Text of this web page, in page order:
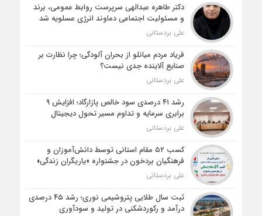
دکتر طاهره عبدالهی سرپرست روابط عمومی، برند
و مسئولیت اجتماعی دماوند انرژی عسلویه شد
علی بردستانی
فریاد مردم میانلو از بحران آلودگی؛ چرا نظارت بر
صنایع آلاینده جدی نیست؟
علی بردستانی
رشد ۴۱ درصدی سود خالص پازارگاد؛ افزایش ۹
برابری سرمایه و تداوم مسیر تحول دیجیتال
علی بردستانی
کسب ۵۲ مقام استانی توسط دانش‌آموزان و
فرهنگیان بردخون در جشنواره «یاریگران زندگی»
علی بردستانی
ثبت سال طلایی پتروشیمی نوری؛ رشد ۴۵ درصدی
درآمد و رکوردشکنی در تولید و سودآوری